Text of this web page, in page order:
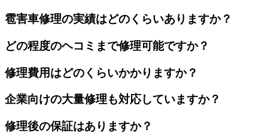
雹害車修理の実績はどのくらいありますか？
どの程度のヘコミまで修理可能ですか？
修理費用はどのくらいかかりますか？
企業向けの大量修理も対応していますか？
修理後の保証はありますか？